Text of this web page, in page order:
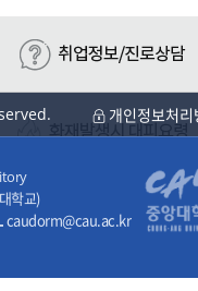
개인정보처리
학교)
caudorm@cau.ac.kr